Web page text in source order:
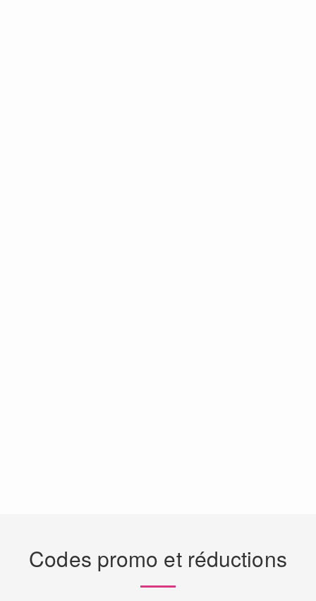
Codes promo et réductions